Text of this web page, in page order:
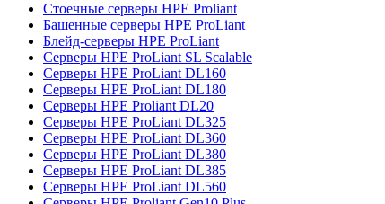
Стоечные серверы HPE Proliant
Башенные серверы HPE ProLiant
Блейд-серверы HPE ProLiant
Серверы HPE ProLiant SL Scalable
Серверы HPE ProLiant DL160
Серверы HPE ProLiant DL180
Серверы HPE Proliant DL20
Серверы HPE ProLiant DL325
Серверы HPE ProLiant DL360
Серверы HPE ProLiant DL380
Серверы HPE ProLiant DL385
Серверы HPE ProLiant DL560